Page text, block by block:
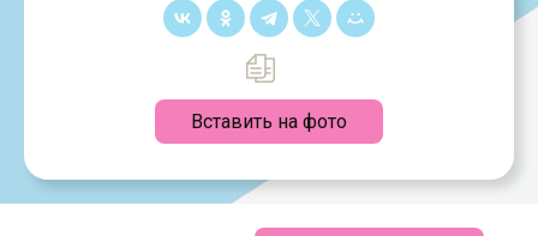
Вставить на фото